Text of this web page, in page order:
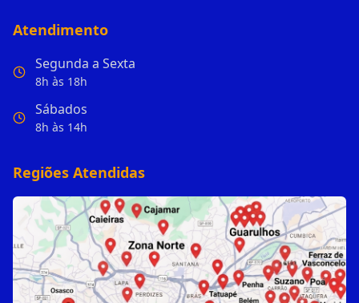
Atendimento
Segunda a Sexta
8h às 18h
Sábados
8h às 14h
Regiões Atendidas